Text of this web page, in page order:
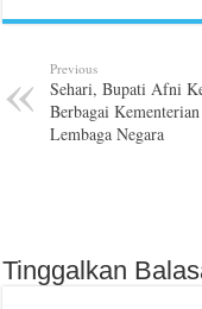
Previous
Sehari, Bupati Afni
Berbagai
Lembaga Negara
Tinggalkan